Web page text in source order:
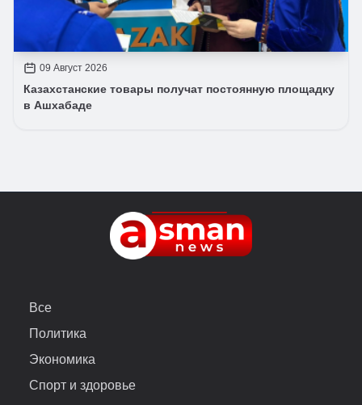
09 Август 2026
Казахстанские товары получат постоянную площадку
в Ашхабаде
Все
Политика
Экономика
Спорт и здоровье